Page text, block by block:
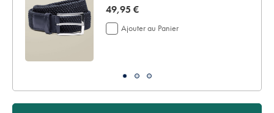
now
49,95
€
49,95 €
Ajouter au Panier